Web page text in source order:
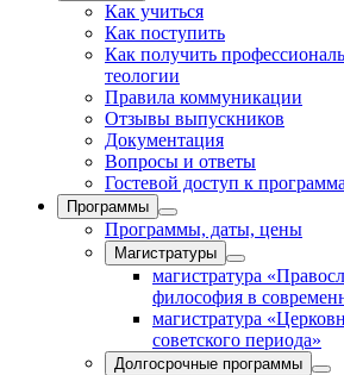
Как учиться
Как поступить
Как получить
теологии
Правила коммуникации
Отзывы выпускников
Документация
Вопросы и ответы
Гостевой доступ к
Программы
Программы, даты, цены
Магистратуры
магистратура
философия в
магистратура
советского периода»
Долгосрочные программы